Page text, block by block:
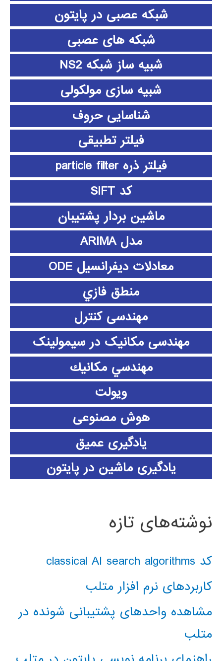
شبکه عصبی در پایتون
شبکه های عصبی
شبیه ساز شبکه NS2
شبیه سازی مولکولی
شناسایی حروف
فیلتر تطبیقی
فیلتر ذره particle filter
کد SIFT
ماشین بردار پشتیبان
مدل ARIMA
معادلات دیفرانسیل ODE
منطق فازي
مهندسی کنترل
مهندسی مکانیک در سیمولینک
مهندسي مكانيك
ویولت
هوش مصنوعی
یادگیری عمیق
یادگیری ماشین در پایتون
نوشته‌های تازه
کد classical AI search algorithms
کاربردهای نرم افزار متلب
مشاهده واحدهای پشتیبانی شونده در
متلب